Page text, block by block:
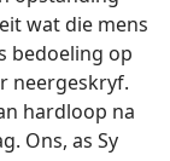
wat die mens
bedoeling op
neergeskryf.
hardloop na
Ons, as Sy